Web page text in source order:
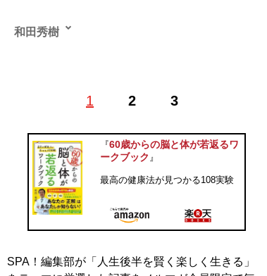
1 2 3
和田秀樹
医。 東京大学医学部附属病院精神神経科助手、米国カー
和田秀樹こころと体のクリニック院長。 高齢者専門の精
神科医として、30年以上にわたって高齢者医療の現場に
携わっている。 ベストセラー『80歳の壁』（幻冬
舎）、『70歳が老化の分かれ道』(詩想社新書)など著書
多数。
記事一覧へ
『60歳からの脳と体が若返るワ
ークブック 』
最高の健康法が見つかる108実験
SPA！編集部が「人生後半を賢く楽しく生きる」